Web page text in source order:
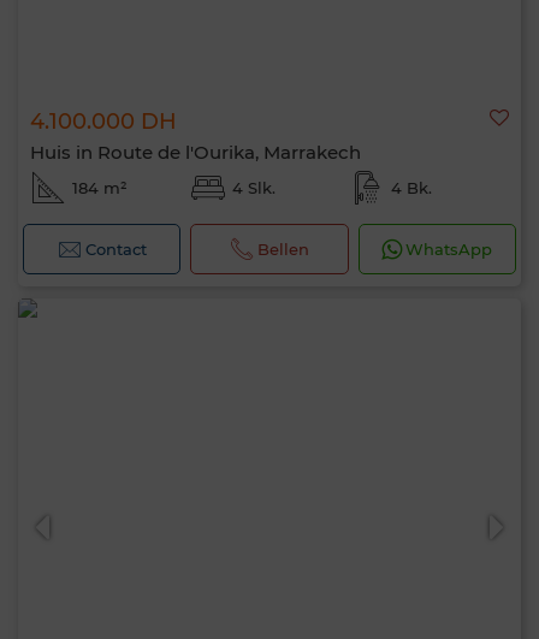
4.100.000 DH
Huis in Route de l'Ourika, Marrakech
184 m² 4 Slk. 4 Bk.
Contact Bellen WhatsApp